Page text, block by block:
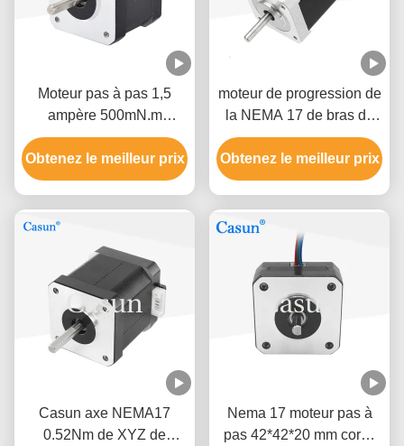
Moteur pas à pas 1,5
ampère 500mN.m
42×42×40 mm NEMA 17
avec ISO CE
Obtenez le meilleur prix
moteur de progression de
la NEMA 17 de bras du
robot 1.2A 1,8 degrés
haute précision de 2
phases
Obtenez le meilleur prix
Casun axe NEMA17
0.52Nm de XYZ de
Nema 17 moteur pas à
pas 42*42*20 mm corps